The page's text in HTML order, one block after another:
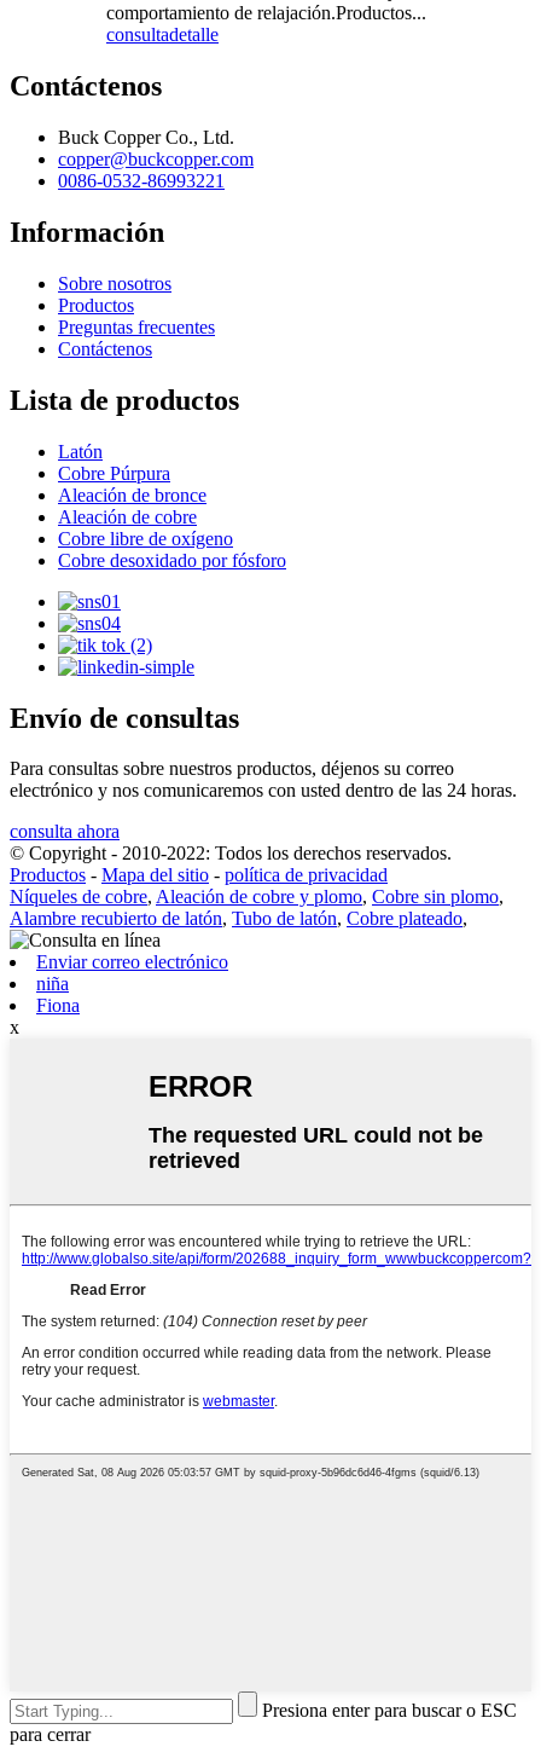
comportamiento de relajación.Productos...
consultadetalle
Contáctenos
Buck Copper Co., Ltd.
copper@buckcopper.com
0086-0532-86993221
Información
Sobre nosotros
Productos
Preguntas frecuentes
Contáctenos
Lista de productos
Latón
Cobre Púrpura
Aleación de bronce
Aleación de cobre
Cobre libre de oxígeno
Cobre desoxidado por fósforo
Envío de consultas
Para consultas sobre nuestros productos, déjenos su correo
electrónico y nos comunicaremos con usted dentro de las 24 horas.
consulta ahora
© Copyright - 2010-2022: Todos los derechos reservados.
Productos - Mapa del sitio - política de privacidad
Níqueles de cobre, Aleación de cobre y plomo, Cobre sin plomo,
Alambre recubierto de latón, Tubo de latón, Cobre plateado,
Enviar correo electrónico
niña
Fiona
x
Presiona enter para buscar o ESC
para cerrar